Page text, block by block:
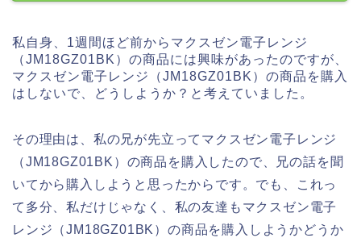
私自身、1週間ほど前からマクスゼン電子レンジ
（JM18GZ01BK）の商品には興味があったのですが、
マクスゼン電子レンジ（JM18GZ01BK）の商品を購入
はしないで、どうしようか？と考えていました。
その理由は、私の兄が先立ってマクスゼン電子レンジ
（JM18GZ01BK）の商品を購入したので、兄の話を聞
いてから購入しようと思ったからです。でも、これっ
て多分、私だけじゃなく、私の友達もマクスゼン電子
レンジ（JM18GZ01BK）の商品を購入しようかどうか